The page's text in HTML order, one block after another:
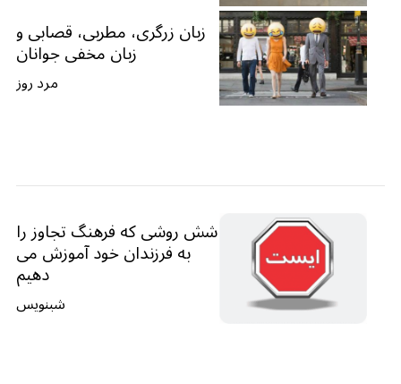
زبان زرگری، مطربی، قصابی و
زبان مخفی جوانان
مرد روز
شش روشی که فرهنگ تجاوز را
به فرزندان خود آموزش می
دهیم
شبنویس